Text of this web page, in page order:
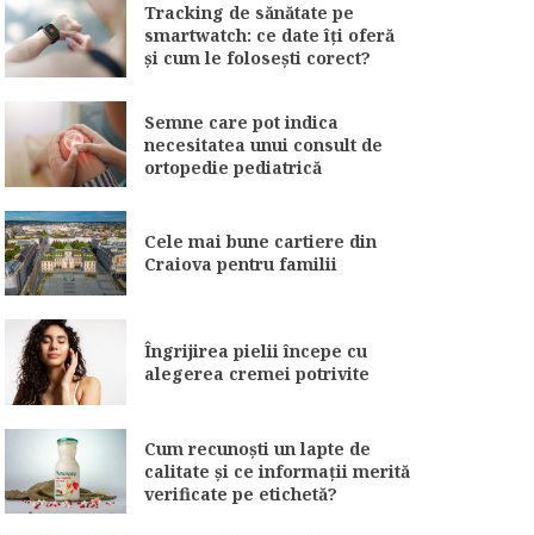
Tracking de sănătate pe
smartwatch: ce date îți oferă
și cum le folosești corect?
Semne care pot indica
necesitatea unui consult de
ortopedie pediatrică
Cele mai bune cartiere din
Craiova pentru familii
Îngrijirea pielii începe cu
alegerea cremei potrivite
Cum recunoști un lapte de
calitate și ce informații merită
verificate pe etichetă?